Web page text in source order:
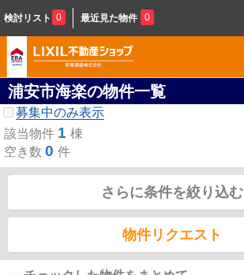
検討リスト 0 最近見た物件 0
浦安市海楽の物件一覧
募集中のみ表示
該当物件 1 棟
空き数 0 件
さらに条件を絞り込む
物件リクエスト